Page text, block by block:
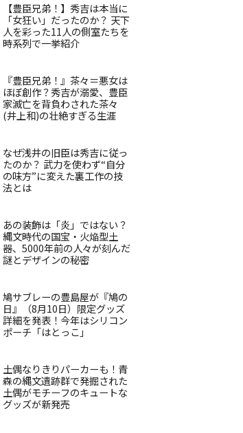
【豊臣兄弟！】秀吉は本当に
「女狂い」だったのか？ 天下
人を彩った11人の側室たちを
時系列で一挙紹介
『豊臣兄弟！』茶々＝悪女は
ほぼ創作？秀吉が溺愛、豊臣
家滅亡を背負わされた茶々
(井上和)の壮絶すぎる生涯
なぜ浅井の旧臣は秀吉に従っ
たのか？ 武力を使わず“自分
の味方”に変えた裏工作の技
法とは
あの装飾は「炎」ではない？
縄文時代の国宝・火焔型土
器、5000年前の人々が刻んだ
謎とデザインの秘密
鳩サブレーの豊島屋が『鳩の
日』（8月10日）限定グッズ
詳細を発表！今年はシリコン
ポーチ「はとっこ」
土偶なりきりパーカーも！青
森の縄文遺跡群で発掘された
土偶がモチーフのキュートな
グッズが新発売